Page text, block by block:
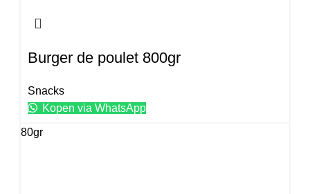
Burger de poulet 800gr
Snacks
Kopen via WhatsApp
80gr